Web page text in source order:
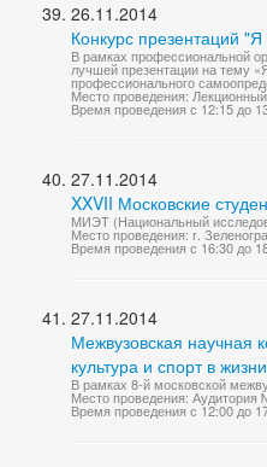
26.11.2014
Конкурс презентаций
В рамках профессиональной
лучшей презентации на тему
профессионального
Место проведения:
Время проведения с 12:15 до
27.11.2014
XXVII Московские
МИЭТ (Национальный
Место проведения: г.
Время проведения с 16:30 до
27.11.2014
Межвузовская научная
культура и спорт в
В рамках 8-й московской
Место проведения:
Время проведения с 12:00 до